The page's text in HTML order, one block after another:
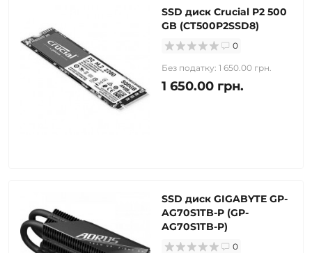
SSD диск Crucial P2 500
GB (CT500P2SSD8)
0
Без податку: 1 650.00 грн.
1 650.00 грн.
SSD диск GIGABYTE GP-
AG70S1TB-P (GP-
AG70S1TB-P)
0